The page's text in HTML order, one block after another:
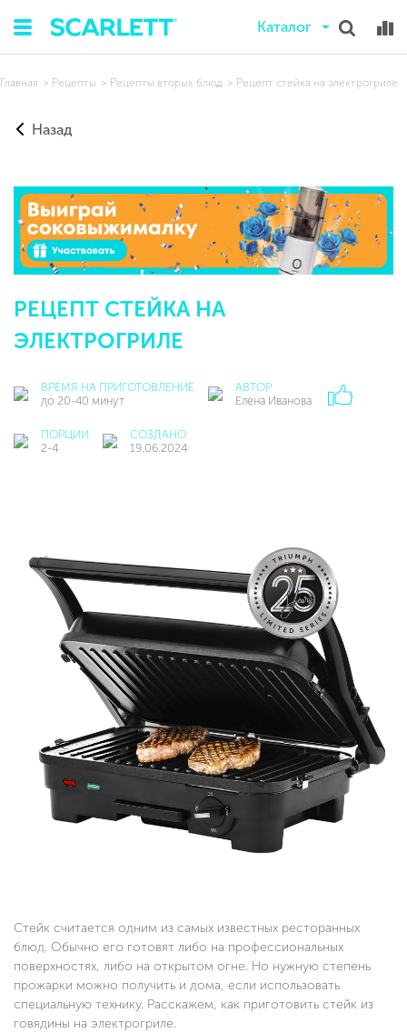
Каталог
Главная Рецепты Рецепты вторых блюд Рецепт стейка на электрогриле
Назад
РЕЦЕПТ СТЕЙКА НА
ЭЛЕКТРОГРИЛЕ
ВРЕМЯ НА ПРИГОТОВЛЕНИЕ
до 20-40 минут
АВТОР
Елена Иванова
ПОРЦИИ
2-4
СОЗДАНО
19.06.2024
Стейк считается одним из самых известных ресторанных
блюд. Обычно его готовят либо на профессиональных
поверхностях, либо на открытом огне. Но нужную степень
прожарки можно получить и дома, если использовать
специальную технику. Расскажем, как приготовить стейк из
говядины на электрогриле.